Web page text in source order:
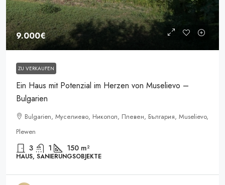
9.000€
ZU VERKAUFEN
Ein Haus mit Potenzial im Herzen von Muselievo –
Bulgarien
Bulgarien, Муселиево, Никопол, Плевен, България, Muselievo,
Plewen
3 1 150 m²
HAUS, SANIERUNGSOBJEKTE